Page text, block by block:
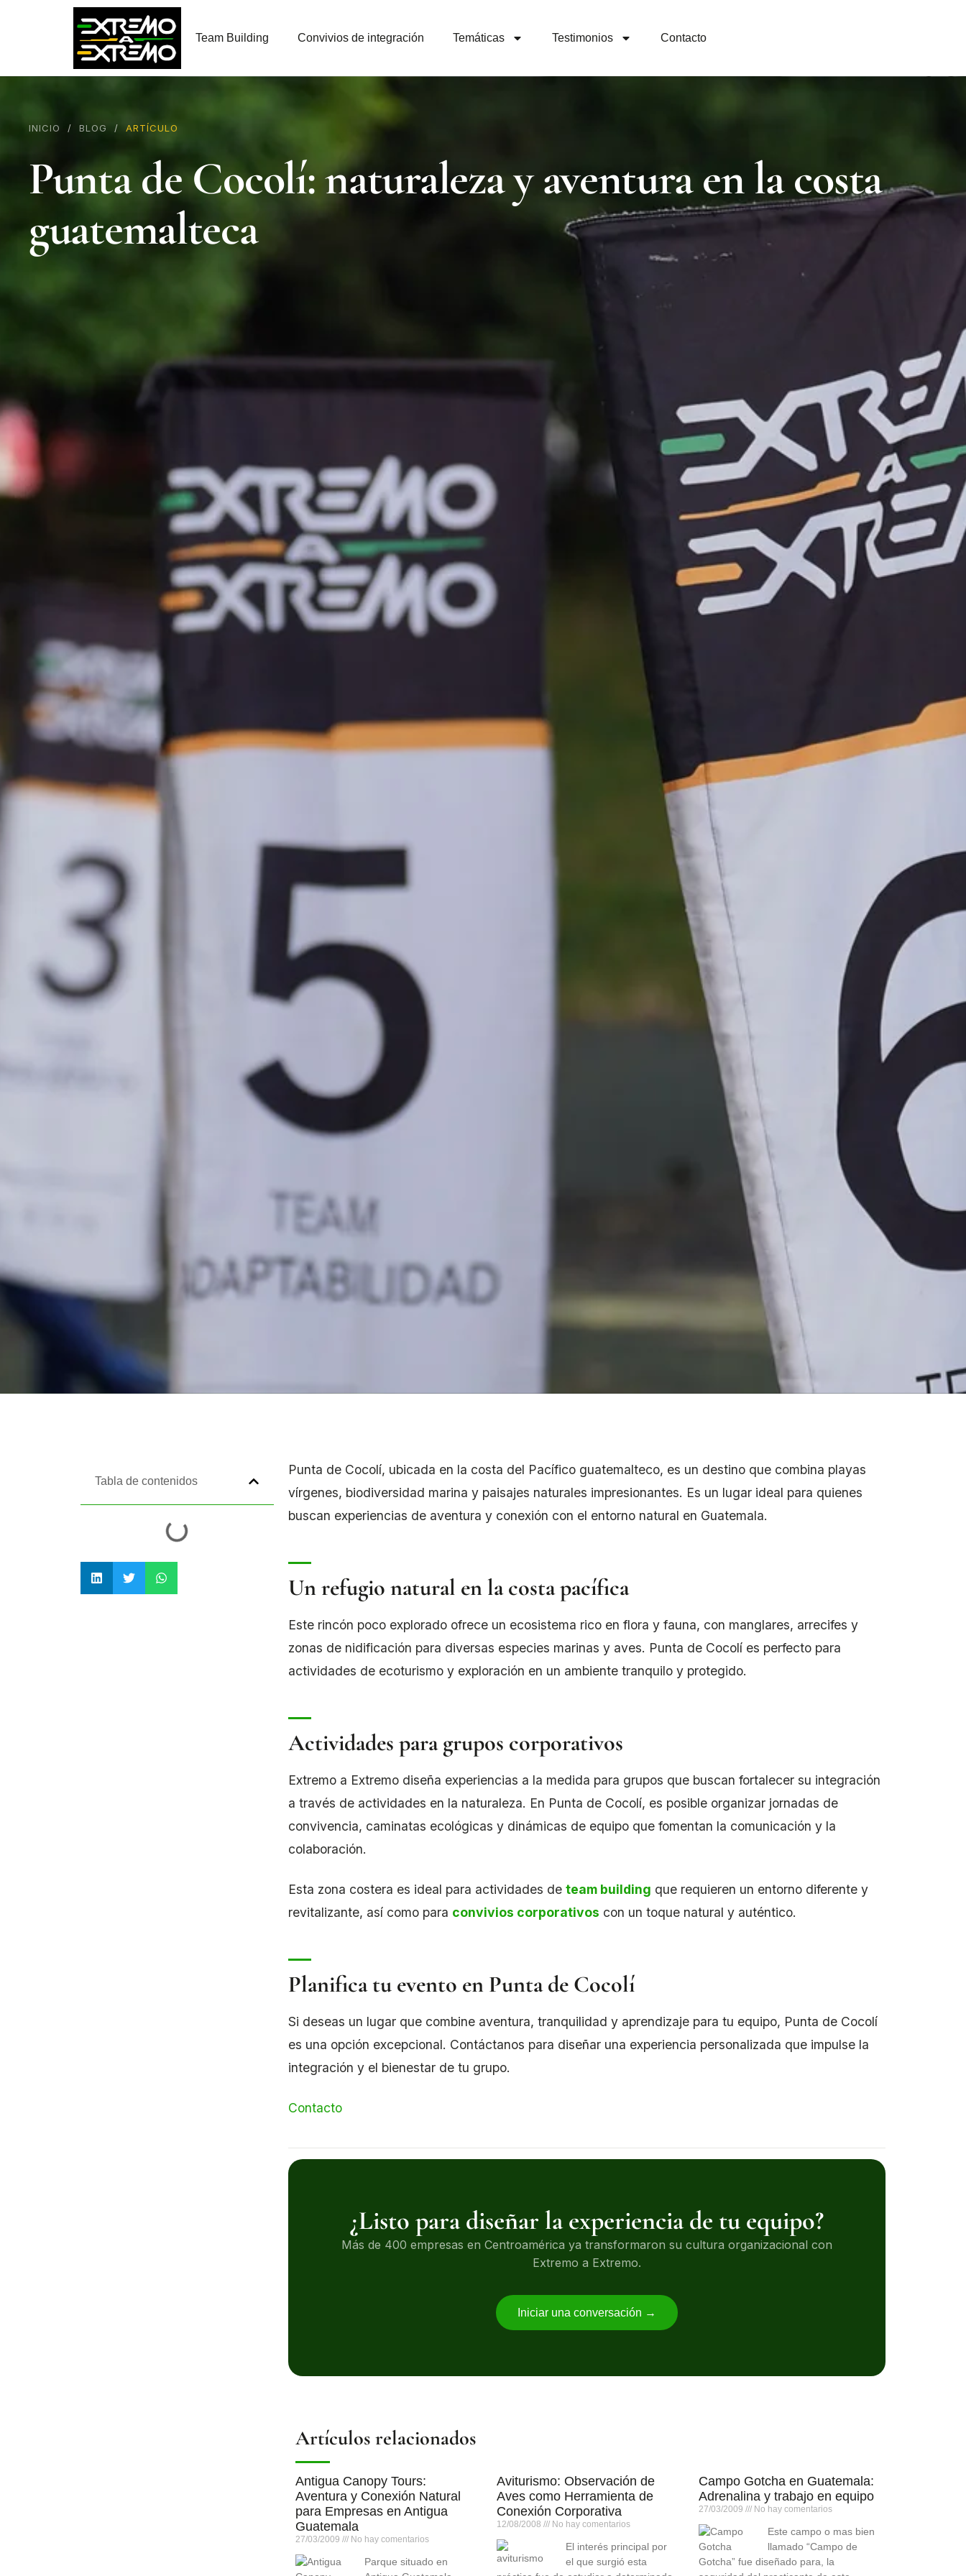
Team Building Convivios de integración Temáticas Testimonios Contacto
INICIO / BLOG / ARTÍCULO
Punta de Cocolí: naturaleza y aventura en la costa
guatemalteca
Tabla de contenidos
Punta de Cocolí, ubicada en la costa del Pacífico guatemalteco, es un destino que combina playas
vírgenes, biodiversidad marina y paisajes naturales impresionantes. Es un lugar ideal para quienes
buscan experiencias de aventura y conexión con el entorno natural en Guatemala.
Un refugio natural en la costa pacífica
Este rincón poco explorado ofrece un ecosistema rico en flora y fauna, con manglares, arrecifes y
zonas de nidificación para diversas especies marinas y aves. Punta de Cocolí es perfecto para
actividades de ecoturismo y exploración en un ambiente tranquilo y protegido.
Actividades para grupos corporativos
Extremo a Extremo diseña experiencias a la medida para grupos que buscan fortalecer su integración
a través de actividades en la naturaleza. En Punta de Cocolí, es posible organizar jornadas de
convivencia, caminatas ecológicas y dinámicas de equipo que fomentan la comunicación y la
colaboración.
Esta zona costera es ideal para actividades de team building que requieren un entorno diferente y
revitalizante, así como para convivios corporativos con un toque natural y auténtico.
Planifica tu evento en Punta de Cocolí
Si deseas un lugar que combine aventura, tranquilidad y aprendizaje para tu equipo, Punta de Cocolí
es una opción excepcional. Contáctanos para diseñar una experiencia personalizada que impulse la
integración y el bienestar de tu grupo.
Contacto
¿Listo para diseñar la experiencia de tu equipo?
Más de 400 empresas en Centroamérica ya transformaron su cultura organizacional con
Extremo a Extremo.
Iniciar una conversación →
Artículos relacionados
Antigua Canopy Tours:
Aventura y Conexión Natural
para Empresas en Antigua
Guatemala
27/03/2009 No hay comentarios
Parque situado en
Aviturismo: Observación de
Aves como Herramienta de
Conexión Corporativa
12/08/2008 No hay comentarios
El interés principal por
el que surgió esta
Campo Gotcha en Guatemala:
Adrenalina y trabajo en equipo
27/03/2009 No hay comentarios
Este campo o mas bien
llamado “Campo de
Gotcha” fue diseñado para, la